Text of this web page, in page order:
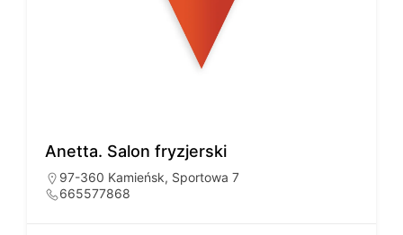
Anetta. Salon fryzjerski
97-360 Kamieńsk, Sportowa 7
665577868